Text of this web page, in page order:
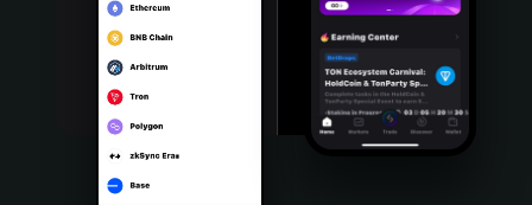
Português (Portugal)
Bahasa Indonesia